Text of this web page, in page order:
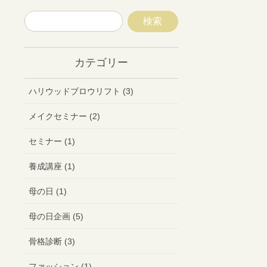
カテゴリー
ハリウッドブロウリフト (3)
メイクセミナー (2)
セミナー (1)
養成講座 (1)
母の日 (1)
母の日企画 (5)
骨格診断 (3)